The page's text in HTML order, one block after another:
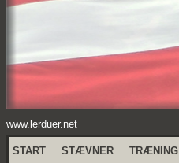
www.lerduer.net
START STÆVNER TRÆNING